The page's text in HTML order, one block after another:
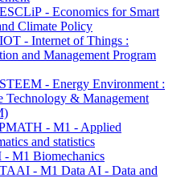
- Economics for Smart
Climate Policy
- Internet of Things :
and Management Program
- Energy Environment :
Technology & Management
- M1 - Applied
and statistics
M1 Biomechanics
- M1 Data AI - Data and